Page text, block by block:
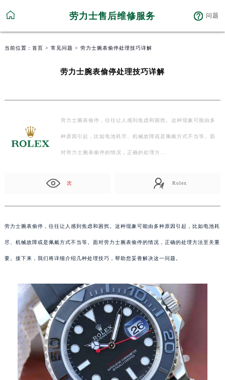
劳力士售后维修服务 问题
当前位置： 首页 > 常见问题 > 劳力士腕表偷停处理技巧详解
劳力士腕表偷停处理技巧详解
劳力士腕表偷停，往往让人感到焦虑和困扰。这种现象可能由多
种原因引起，比如电池耗尽、机械故障或是佩戴方式不当等。面
对劳力士腕表偷停的情况，正确的处理方…
次 Rolex
劳力士腕表偷停，往往让人感到焦虑和困扰。这种现象可能由多种原因引起，比如电池耗
尽、机械故障或是佩戴方式不当等。面对劳力士腕表偷停的情况，正确的处理方法至关重
要。接下来，我们将详细介绍几种处理技巧，帮助您妥善解决这一问题。